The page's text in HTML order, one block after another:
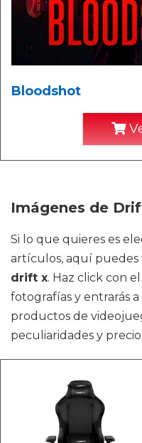
Bloodshot
Imágenes de
Si lo que quieres es
artículos, aquí
drift x. Haz click con
fotografías y entrarás
productos de
peculiaridades y precio.